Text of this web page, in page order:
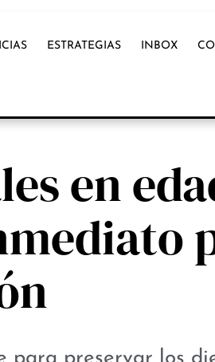
ESTRATEGIAS INBOX
en